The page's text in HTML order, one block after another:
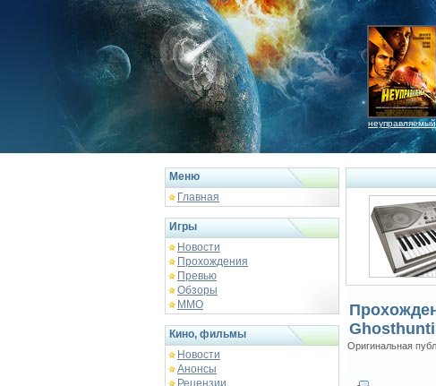
неуправляемый
Меню
Главная
Игры
Новости
Прохождения
Превью
Обзоры
ММО
Кино, фильмы
Новости
Анонсы
Рецензии
Оригинальная